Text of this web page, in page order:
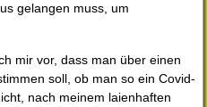
gelangen muss, um
mir vor, dass man über einen
soll, ob man so ein Covid-
nach meinem laienhaften